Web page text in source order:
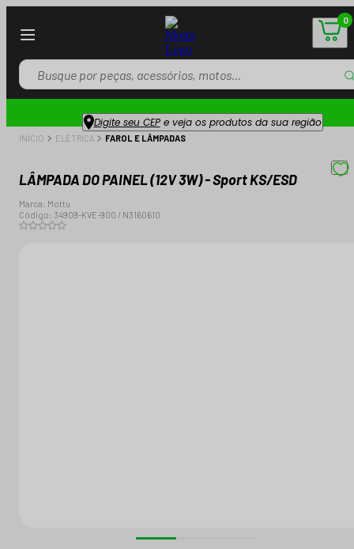
0
Digite seu CEPe veja os produtos da sua região
INÍCIO ELÉTRICA FAROL E LÂMPADAS
LÂMPADA DO PAINEL (12V 3W) - Sport KS/ESD
Marca: Mottu
Código: 34909-KVE-900 / N3160610